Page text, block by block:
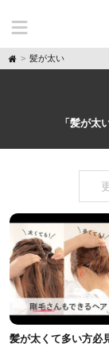
H
o
髪が太い
「髪が太
髪が太くて多い方必